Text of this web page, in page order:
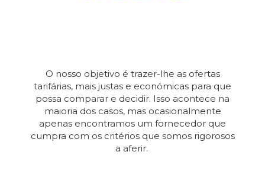
O nosso objetivo é trazer-lhe as ofertas
tarifárias, mais justas e económicas para que
possa comparar e decidir. Isso acontece na
maioria dos casos, mas ocasionalmente
apenas encontramos um fornecedor que
cumpra com os critérios que somos rigorosos
a aferir.